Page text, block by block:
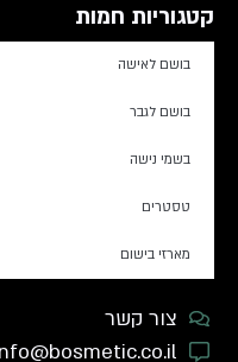
קטגוריות חמות
בושם לאישה
בושם לגבר
בשמי נישה
טסטרים
מארזי בישום
צור קשר
info@bosmetic.co.il